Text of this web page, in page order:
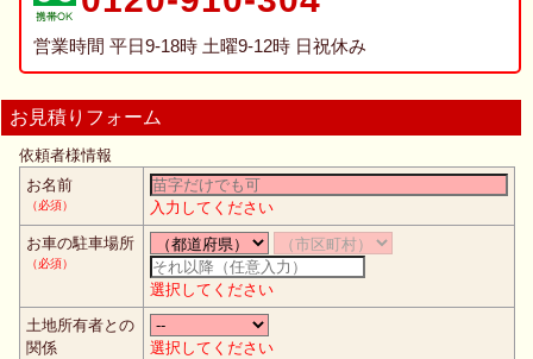
営業時間 平日9-18時 土曜9-12時 日祝休み
お見積りフォーム
依頼者様情報
お名前
（必須）
入力してください
お車の駐車場所
（必須）
選択してください
土地所有者との
関係
選択してください